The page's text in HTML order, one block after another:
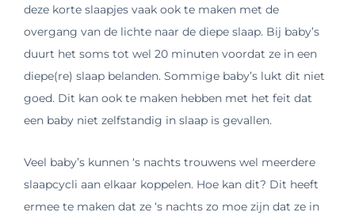
deze korte slaapjes vaak ook te maken met de
overgang van de lichte naar de diepe slaap. Bij baby’s
duurt het soms tot wel 20 minuten voordat ze in een
diepe(re) slaap belanden. Sommige baby’s lukt dit niet
goed. Dit kan ook te maken hebben met het feit dat
een baby niet zelfstandig in slaap is gevallen.
Veel baby’s kunnen ‘s nachts trouwens wel meerdere
slaapcycli aan elkaar koppelen. Hoe kan dit? Dit heeft
ermee te maken dat ze ‘s nachts zo moe zijn dat ze in